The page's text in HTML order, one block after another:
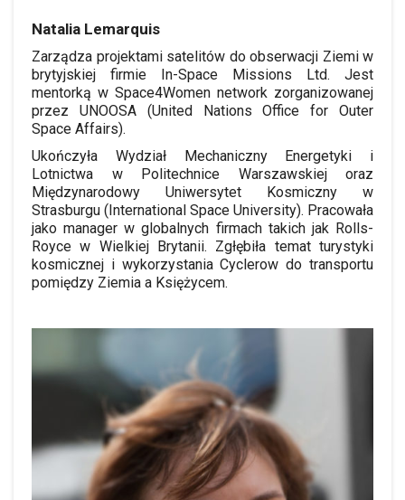
Natalia Lemarquis
Zarządza projektami satelitów do obserwacji Ziemi w
brytyjskiej firmie In-Space Missions Ltd. Jest
mentorką w Space4Women network zorganizowanej
przez UNOOSA (United Nations Office for Outer
Space Affairs).
Ukończyła Wydział Mechaniczny Energetyki i
Lotnictwa w Politechnice Warszawskiej oraz
Międzynarodowy Uniwersytet Kosmiczny w
Strasburgu (International Space University). Pracowała
jako manager w globalnych firmach takich jak Rolls-
Royce w Wielkiej Brytanii. Zgłębiła temat turystyki
kosmicznej i wykorzystania Cyclerow do transportu
pomiędzy Ziemia a Księżycem.